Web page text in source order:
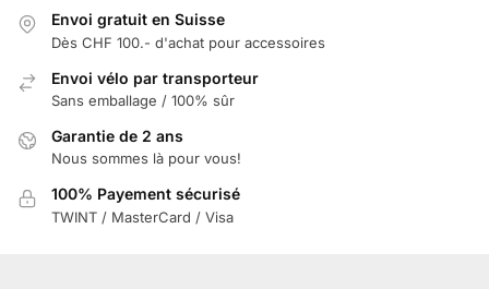
Envoi gratuit en Suisse
Dès CHF 100.- d'achat pour accessoires
Envoi vélo par transporteur
Sans emballage / 100% sûr
Garantie de 2 ans
Nous sommes là pour vous!
100% Payement sécurisé
TWINT / MasterCard / Visa